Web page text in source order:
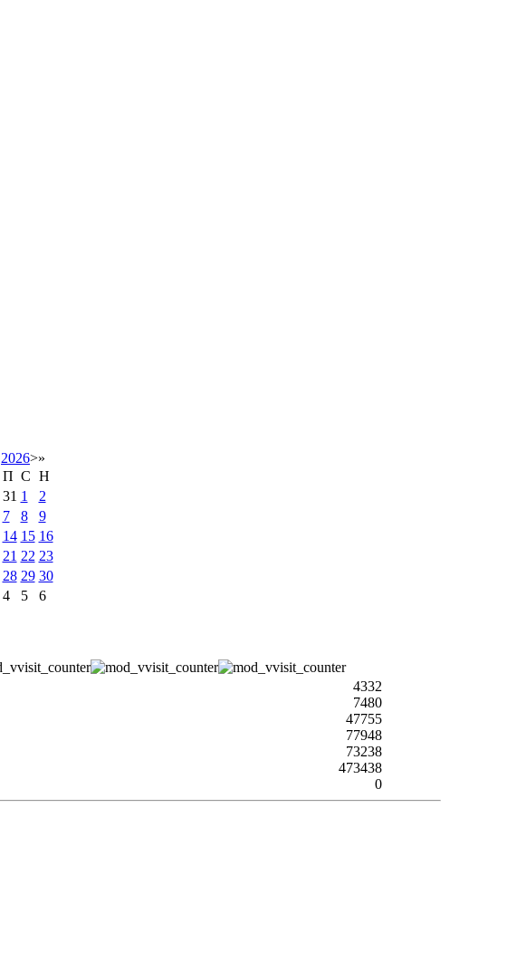
2026>»
П С Н
31 1
2
7 8
9
14 15 16
21 22 23
28 29 30
4 5 6
4332
7480
47755
77948
73238
473438
0